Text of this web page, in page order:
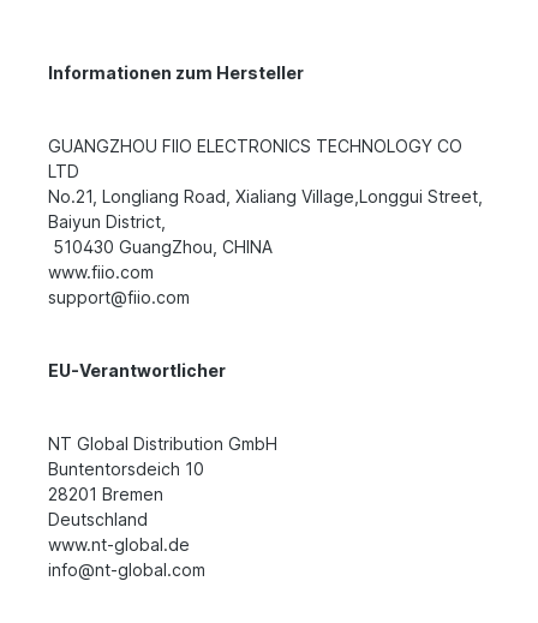
Informationen zum Hersteller
GUANGZHOU FIIO ELECTRONICS TECHNOLOGY CO
LTD
No.21, Longliang Road, Xialiang Village,Longgui Street,
Baiyun District,
510430 GuangZhou, CHINA
www.fiio.com
support@fiio.com
EU-Verantwortlicher
NT Global Distribution GmbH
Buntentorsdeich 10
28201 Bremen
Deutschland
www.nt-global.de
info@nt-global.com